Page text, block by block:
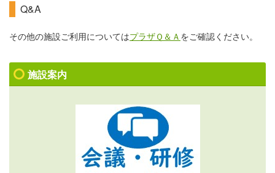
Q&A
その他の施設ご利用についてはプラザＱ＆Ａ をご確認ください。
施設案内